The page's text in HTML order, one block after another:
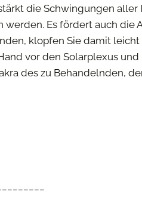
die Schwingungen
Es fördert auch
klopfen Sie damit
vor den Solarplexus
des zu Behandelnden,